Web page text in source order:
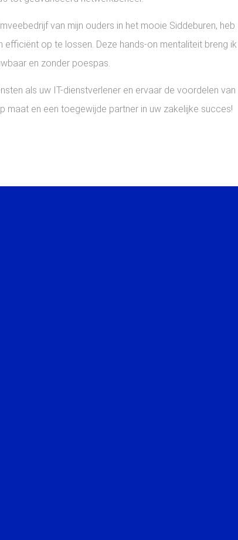
van mijn ouders in het mooie Siddeburen, heb
efficiënt op te lossen. Deze hands-on mentaliteit breng ik
en zonder poespas.
als uw IT-dienstverlener en ervaar de voordelen van
maat en een toegewijde partner in uw zakelijke succes!